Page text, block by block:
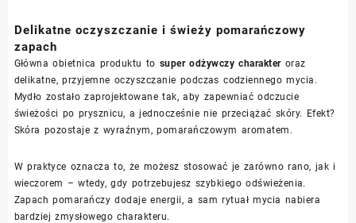
Delikatne oczyszczanie i świeży pomarańczowy
zapach
Główna obietnica produktu to super odżywczy charakteroraz
delikatne, przyjemne oczyszczanie podczas codziennego mycia.
Mydło zostało zaprojektowane tak, aby zapewniać odczucie
świeżości po prysznicu, a jednocześnie nie przeciążać skóry. Efekt?
Skóra pozostaje z wyraźnym, pomarańczowym aromatem.
W praktyce oznacza to, że możesz stosować je zarówno rano, jak i
wieczorem – wtedy, gdy potrzebujesz szybkiego odświeżenia.
Zapach pomarańczy dodaje energii, a sam rytuał mycia nabiera
bardziej zmysłowego charakteru.